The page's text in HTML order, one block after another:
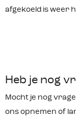
afgekoeld is weer
Heb je nog
Mocht je nog
ons opnemen of